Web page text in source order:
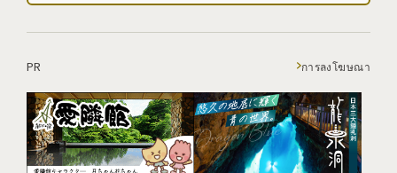
PR การลงโฆษณา